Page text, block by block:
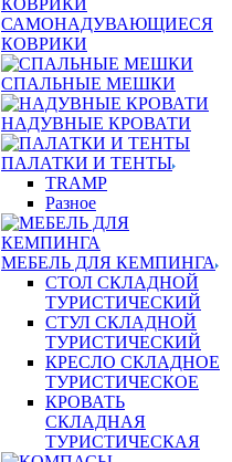
САМОНАДУВАЮЩИЕСЯ
КОВРИКИ
СПАЛЬНЫЕ МЕШКИ
НАДУВНЫЕ КРОВАТИ
ПАЛАТКИ И ТЕНТЫ
TRAMP
Разное
МЕБЕЛЬ ДЛЯ КЕМПИНГА
СТОЛ СКЛАДНОЙ
ТУРИСТИЧЕСКИЙ
СТУЛ СКЛАДНОЙ
ТУРИСТИЧЕСКИЙ
КРЕСЛО СКЛАДНОЕ
ТУРИСТИЧЕСКОЕ
КРОВАТЬ
СКЛАДНАЯ
ТУРИСТИЧЕСКАЯ